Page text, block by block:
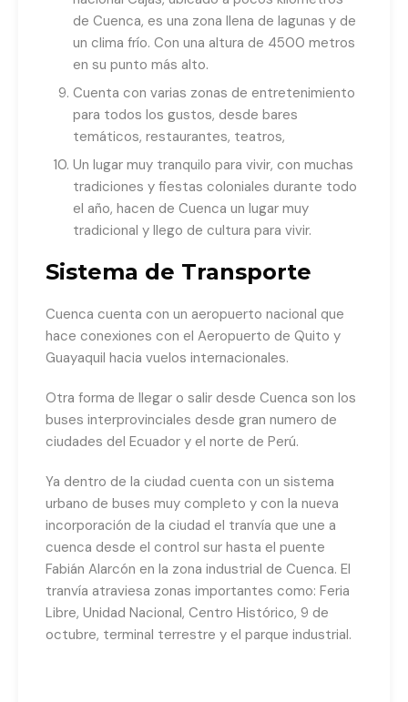
de Cuenca, es una zona llena de lagunas y de
un clima frío. Con una altura de 4500 metros
en su punto más alto.
Cuenta con varias zonas de entretenimiento
para todos los gustos, desde bares
temáticos, restaurantes, teatros,
Un lugar muy tranquilo para vivir, con muchas
tradiciones y fiestas coloniales durante todo
el año, hacen de Cuenca un lugar muy
tradicional y llego de cultura para vivir.
Sistema de Transporte
Cuenca cuenta con un aeropuerto nacional que
hace conexiones con el Aeropuerto de Quito y
Guayaquil hacia vuelos internacionales.
Otra forma de llegar o salir desde Cuenca son los
buses interprovinciales desde gran numero de
ciudades del Ecuador y el norte de Perú.
Ya dentro de la ciudad cuenta con un sistema
urbano de buses muy completo y con la nueva
incorporación de la ciudad el tranvía que une a
cuenca desde el control sur hasta el puente
Fabián Alarcón en la zona industrial de Cuenca. El
tranvía atraviesa zonas importantes como: Feria
Libre, Unidad Nacional, Centro Histórico, 9 de
octubre, terminal terrestre y el parque industrial.